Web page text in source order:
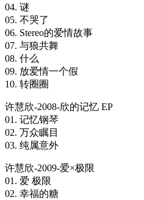
04. 谜
05. 不哭了
06. Stereo的爱情故事
07. 与狼共舞
08. 什么
09. 放爱情一个假
10. 转圈圈
许慧欣-2008-欣的记忆 EP
01. 记忆钢琴
02. 万众瞩目
03. 纯属意外
许慧欣-2009-爱×极限
01. 爱 极限
02. 幸福的糖